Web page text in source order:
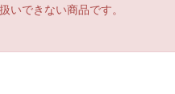
いできない商品です。